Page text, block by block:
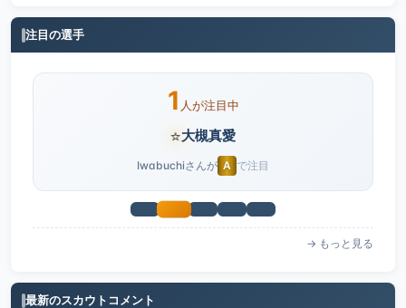
注目の選手
1 人が注目中
⭐大槻真愛
Iwabuchiさんが A で注目
→ もっと見る
最新のスカウトコメント